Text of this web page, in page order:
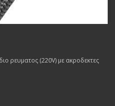
ρευματος (220V) με ακροδεκτες